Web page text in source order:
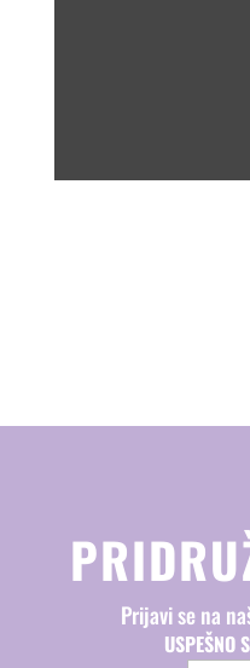
Prijavi se na
USPEŠNO